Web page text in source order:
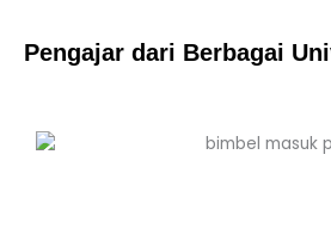
Pengajar dari Berbagai